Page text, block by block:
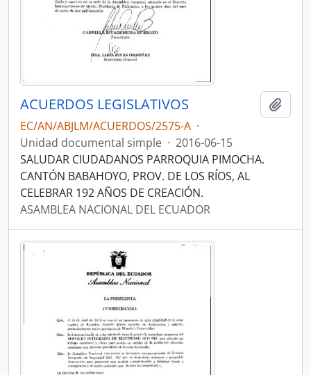
ACUERDOS LEGISLATIVOS
EC/AN/ABJLM/ACUERDOS/2575-A ·
Unidad documental simple · 2016-06-15
SALUDAR CIUDADANOS PARROQUIA PIMOCHA.
CANTÓN BABAHOYO, PROV. DE LOS RÍOS, AL
CELEBRAR 192 AÑOS DE CREACIÓN.
ASAMBLEA NACIONAL DEL ECUADOR